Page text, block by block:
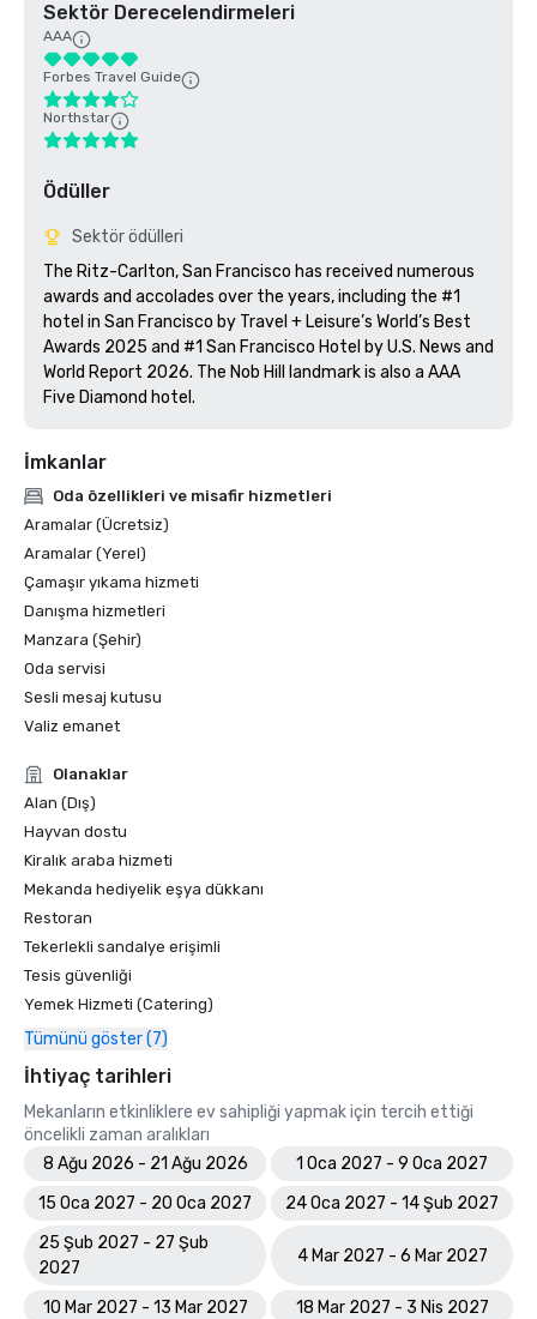
Sektör Derecelendirmeleri
AAA
Forbes Travel Guide
Northstar
Ödüller
Sektör ödülleri
The Ritz-Carlton, San Francisco has received numerous
awards and accolades over the years, including the #1
hotel in San Francisco by Travel + Leisure’s World’s Best
Awards 2025 and #1 San Francisco Hotel by U.S. News and
World Report 2026. The Nob Hill landmark is also a AAA
İmkanlar
Oda özellikleri ve misafir hizmetleri
Aramalar (Ücretsiz)
Aramalar (Yerel)
Çamaşır yıkama hizmeti
Danışma hizmetleri
Manzara (Şehir)
Oda servisi
Sesli mesaj kutusu
Valiz emanet
Olanaklar
Alan (Dış)
Hayvan dostu
Kiralık araba hizmeti
Mekanda hediyelik eşya dükkanı
Restoran
Tekerlekli sandalye erişimli
Tesis güvenliği
Yemek Hizmeti (Catering)
Tümünü göster (7)
İhtiyaç tarihleri
Mekanların etkinliklere ev sahipliği yapmak için tercih ettiği
öncelikli zaman aralıkları
8 Ağu 2026 - 21 Ağu 2026
1 Oca 2027 - 9 Oca 2027
15 Oca 2027 - 20 Oca 2027
24 Oca 2027 - 14 Şub 2027
25 Şub 2027 - 27 Şub
2027
4 Mar 2027 - 6 Mar 2027
10 Mar 2027 - 13 Mar 2027
18 Mar 2027 - 3 Nis 2027